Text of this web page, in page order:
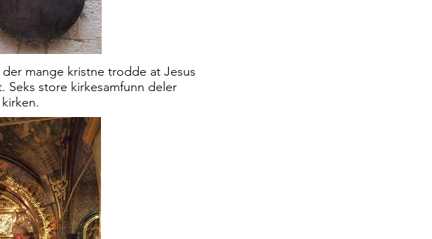
mange kristne trodde at Jesus
store kirkesamfunn deler